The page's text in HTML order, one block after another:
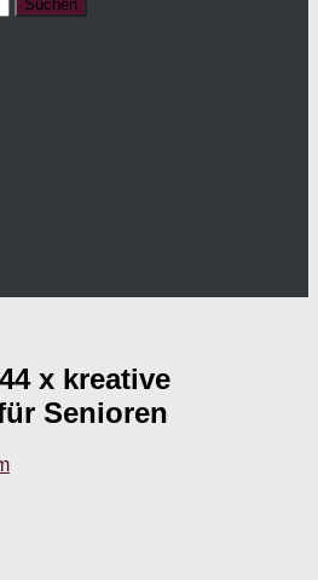
x kreative
Senioren